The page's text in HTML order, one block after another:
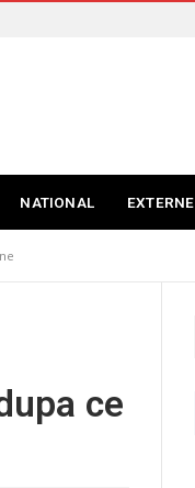
NATIONAL EXTERNE
ce